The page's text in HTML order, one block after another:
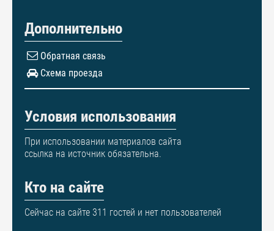
Дополнительно
Обратная связь
Схема проезда
Условия использования
При использовании материалов сайта
ссылка на источник обязательна.
Кто на сайте
Сейчас на сайте 311 гостей и нет пользователей